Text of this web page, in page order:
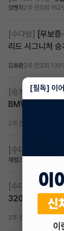
얐켄지 2주 전조회 162
[수다방] [무보
리드 시그니처
김동환2주 전조회 139
[승계찾아줘] 🚨
BMW 320d 승계
2주 전
[수다방] 무심사
재범2주 전
[수다방]
🚨지원
320d 승계합니
2주 전
[필독] 이